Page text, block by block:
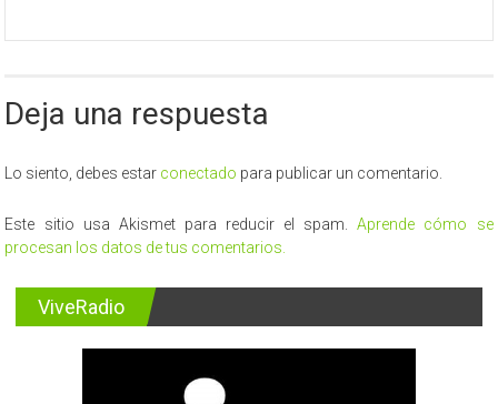
Deja una respuesta
Lo siento, debes estar conectado para publicar un comentario.
Este sitio usa Akismet para reducir el spam.Aprende cómo se
procesan los datos de tus comentarios.
ViveRadio